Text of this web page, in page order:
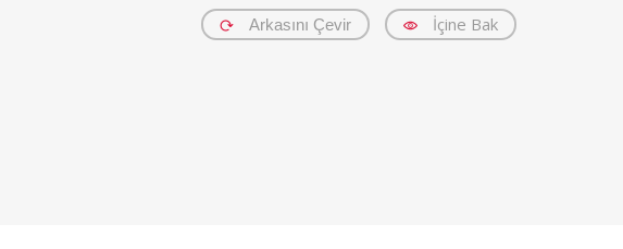
Arkasını Çevir İçine Bak